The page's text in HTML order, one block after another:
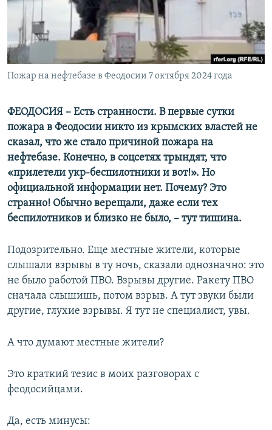
ПОБЕДИТЕЛЕЙ НЕ СУДЯТ?
КРЫМ.НЕПОКОРЕННЫЙ
УКРАИНСКАЯ ПРОБЛЕМА КРЫМА
ПРИСОЕДИНЯЙТЕСЬ!
Пожар на нефтебазе в Феодосии 7 октября 2024 года
ФЕОДОСИЯ – Есть странности. В первые сутки
пожара в Феодосии никто из крымских властей не
сказал, что же стало причиной пожара на
нефтебазе. Конечно, в соцсетях трындят, что
«прилетели укр-беспилотники и вот!». Но
официальной информации нет. Почему? Это
странно! Обычно верещали, даже если тех
беспилотников и близко не было, – тут тишина.
Подозрительно. Еще местные жители, которые
слышали взрывы в ту ночь, сказали однозначно: это
не было работой ПВО. Взрывы другие. Ракету ПВО
сначала слышишь, потом взрыв. А тут звуки были
другие, глухие взрывы. Я тут не специалист, увы.
А что думают местные жители?
Это краткий тезис в моих разговорах с
феодосийцами.
Да, есть минусы: